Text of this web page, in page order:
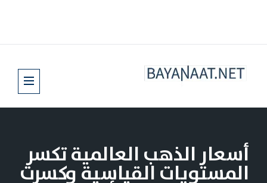
أسعار الذهب العالمية تكسر
المستويات القياسية وكسرت